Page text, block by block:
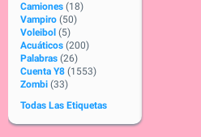
Camiones (18)
Vampiro (50)
Voleibol (5)
Acuáticos (200)
Palabras (26)
Cuenta Y8 (1553)
Zombi (33)
Todas Las Etiquetas